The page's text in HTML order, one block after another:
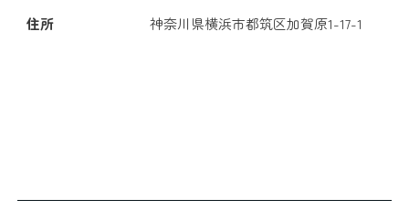
住所 神奈川県横浜市都筑区加賀原1-17-1